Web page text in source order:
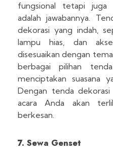
fungsional tetapi
adalah jawabannya.
dekorasi yang indah,
lampu hias, dan
disesuaikan dengan
berbagai pilihan
menciptakan suasana
Dengan tenda
acara Anda akan
berkesan.
7. Sewa Genset